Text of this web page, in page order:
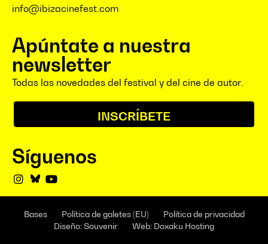
info@ibizacinefest.com
Apúntate a nuestra
newsletter
Todas las novedades del festival y del cine de autor.
INSCRÍBETE
Síguenos
Bases Política de galetes (EU)
Política de privacidad
Diseño: Souvenir
Web: Doxaku Hosting